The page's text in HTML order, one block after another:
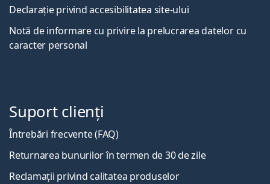
Declarație privind accesibilitatea site-ului
Notă de informare cu privire la prelucrarea datelor cu
caracter personal
Suport clienți
Întrebări frecvente (FAQ)
Returnarea bunurilor în termen de 30 de zile
Reclamații privind calitatea produselor